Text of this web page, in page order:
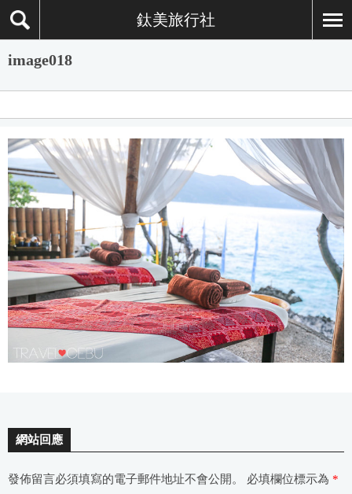
鈦美旅行社
image018
網站回應
發佈留言必須填寫的電子郵件地址不會公開。 必填欄位標示為 *